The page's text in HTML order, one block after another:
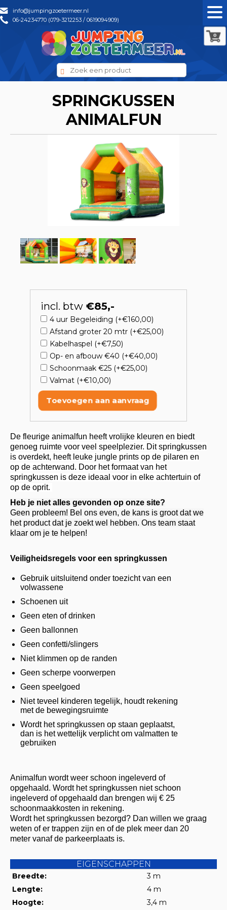
0
info@jumpingzoetermeer.nl
06-24234770 (079-3212253 / 0619094909)
SPRINGKUSSEN
ANIMALFUN
incl. btw €85,-
4 uur Begeleiding (+€160,00)
Afstand groter 20 mtr (+€25,00)
Kabelhaspel (+€7,50)
Op- en afbouw €40 (+€40,00)
Schoonmaak €25 (+€25,00)
Valmat (+€10,00)
Toevoegen aan aanvraag
De fleurige animalfun heeft vrolijke kleuren en biedt
genoeg ruimte voor veel speelplezier. Dit springkussen
is overdekt, heeft leuke jungle prints op de pilaren en
op de achterwand. Door het formaat van het
springkussen is deze ideaal voor in elke achtertuin of
op de oprit.
Heb je niet alles gevonden op onze site?
Geen probleem! Bel ons even, de kans is groot dat we
het product dat je zoekt wel hebben. Ons team staat
klaar om je te helpen!
Veiligheidsregels voor een springkussen
Gebruik uitsluitend onder toezicht van een
volwassene
Schoenen uit
Geen eten of drinken
Geen ballonnen
Geen confetti/slingers
Niet klimmen op de randen
Geen scherpe voorwerpen
Geen speelgoed
Niet teveel kinderen tegelijk, houdt rekening
met de bewegingsruimte
Wordt het springkussen op staan geplaatst,
dan is het wettelijk verplicht om valmatten te
gebruiken
Animalfun wordt weer schoon ingeleverd of
opgehaald. Wordt het springkussen niet schoon
ingeleverd of opgehaald dan brengen wij € 25
schoonmaakkosten in rekening.
Wordt het springkussen bezorgd? Dan willen we graag
weten of er trappen zijn en of de plek meer dan 20
meter vanaf de parkeerplaats is.
EIGENSCHAPPEN
Breedte:
3 m
Lengte:
4 m
Hoogte:
3,4 m